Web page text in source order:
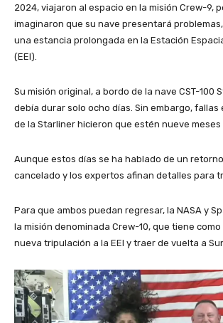
2024, viajaron al espacio en la misión Crew-9,
imaginaron que su nave presentará
una estancia prolongada en la Estación
(EEI).
Su misión original, a bordo de la nave CST-100
debía durar solo ocho días. Sin embargo, fallas
de la Starliner hicieron que estén nueve meses
Aunque estos días se ha hablado de un
cancelado y los expertos afinan detalles para
Para que ambos puedan regresar, la NASA y
la misión denominada Crew-10, que tiene
nueva tripulación a la EEI y traer de vuelta a